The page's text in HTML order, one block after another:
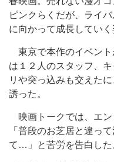
ピンクらくだが、ライ
に向かって成長していく
東京で本作のイベント
は１２人のスタッフ、
リや突っ込みも交えた
誘った。
映画トークでは、エン
「普段のお芝居と違っ
て…」と苦労を告白した